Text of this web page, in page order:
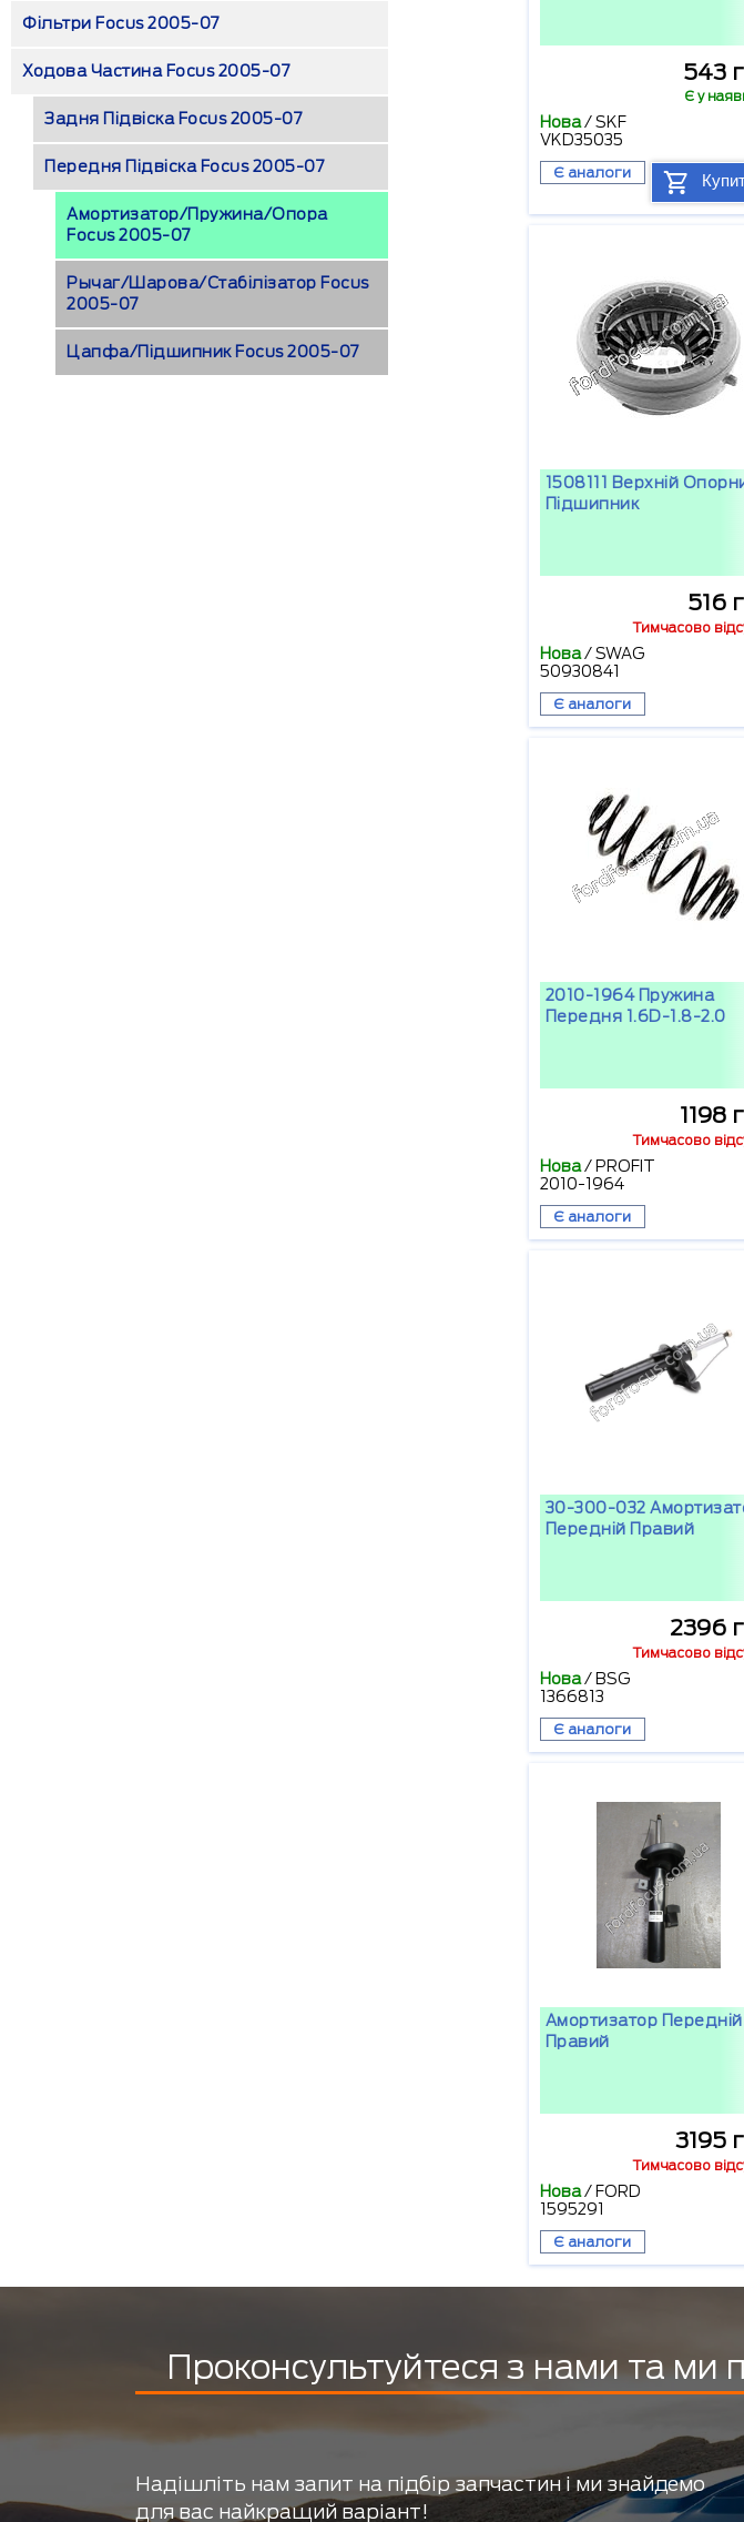
Фільтри Focus 2005-07
Ходова Частина Focus 2005-07
Задня Підвіска Focus 2005-07
Передня Підвіска Focus 2005-07
Амортизатор/пружина/опора
Focus 2005-07
Рычаг/Шарова/Стабілізатор Focus
2005-07
Цапфа/підшипник Focus 2005-07
543
Є у
Нова/SKF
VKD35035
Є аналоги
1508111 Верхній
Підшипник
516
Тимчасово
Нова/SWAG
50930841
Є аналоги
2010-1964 Пружина
Передня 1.6D-1.8-2.0
1198
Тимчасово
Нова/ PROFIT
2010-1964
Є аналоги
30-300-032
Передній Правий
2396
Тимчасово
Нова/ BSG
1366813
Є аналоги
Амортизатор Передній
Правий
3195
Тимчасово
Нова/ FORD
1595291
Є аналоги
Проконсультуйтеся з нами та ми
Надішліть нам запит на підбір запчастин і ми знайдемо
для вас найкращий варіант!